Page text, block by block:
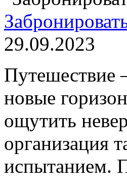
29.09.2023
Путешествие
новые
ощутить
организация
испытанием.